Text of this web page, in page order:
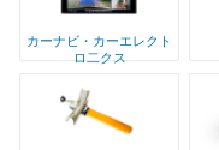
カーナビ・カーエレクト
ロ二クス